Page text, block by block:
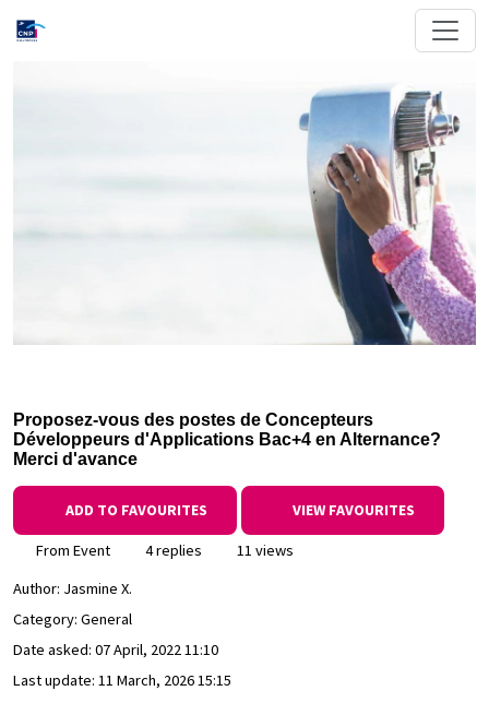
Proposez-vous des postes de Concepteurs
Développeurs d'Applications Bac+4 en Alternance?
Merci d'avance
ADD TO FAVOURITES VIEW FAVOURITES
From Event 4 replies
11 views
Author: Jasmine X.
Category: General
Date asked: 07 April, 2022 11:10
Last update: 11 March, 2026 15:15